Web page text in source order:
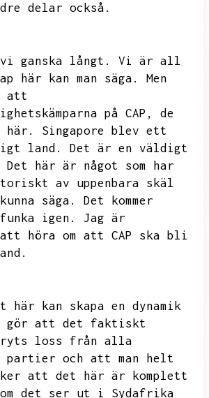
delar också.
vi ganska långt.
Vi är all
här kan man säga.
Men
att
på CAP,
de
Singapore blev ett
land.
Det är en väldigt
Det här är något som har
av uppenbara skäl
säga.
Det kommer
igen.
Jag är
höra om att CAP ska bli
här kan skapa en dynamik
gör att det faktiskt
loss från alla
och att man helt
att det här är komplett
det ser ut i Sydafrika